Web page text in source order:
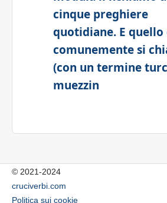
cinque preghiere
quotidiane. E quello
comunemente si
(con un termine
muezzin
© 2021-2024
cruciverbi.com
Politica sui cookie